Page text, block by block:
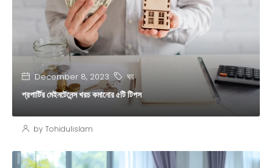
December 8, 2023 ঘর
প্রপার্টির মেইনটেনেন্স খরচ কমানোর ৫টি টিপস
by Tohidulislam